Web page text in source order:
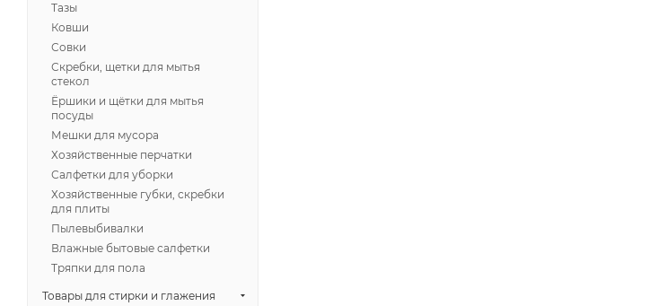
Тазы
Ковши
Совки
Скребки, щетки для мытья
стекол
Ёршики и щётки для мытья
посуды
Мешки для мусора
Хозяйственные перчатки
Салфетки для уборки
Хозяйственные губки, скребки
для плиты
Пылевыбивалки
Влажные бытовые салфетки
Тряпки для пола
Товары для стирки и глажения